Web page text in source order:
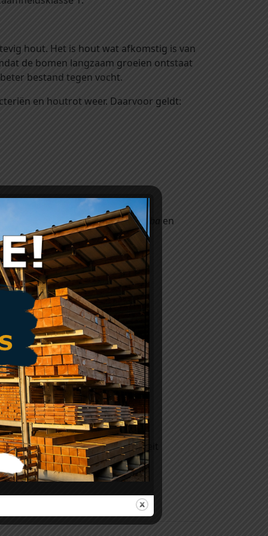
hout. Het is hout wat afkomstig is van
de bomen langzaam groeien ontstaat
bestand tegen vocht.
en houtrot weer. Daarvoor geldt:
Angelim Vermelho, Massaranduba
en
een uitstekende kwaliteit
advies.